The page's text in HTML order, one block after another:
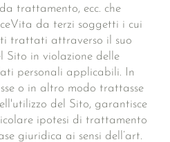
trattamento, ecc. che
da terzi soggetti i cui
trattati attraverso il suo
Sito in violazione delle
personali applicabili. In
o in altro modo trattasse
del Sito, garantisce
ipotesi di trattamento
giuridica ai sensi dell’art.